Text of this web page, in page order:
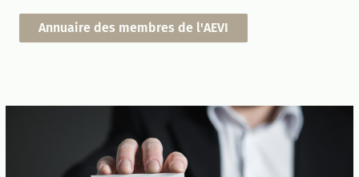
Annuaire des membres de l'AEVI